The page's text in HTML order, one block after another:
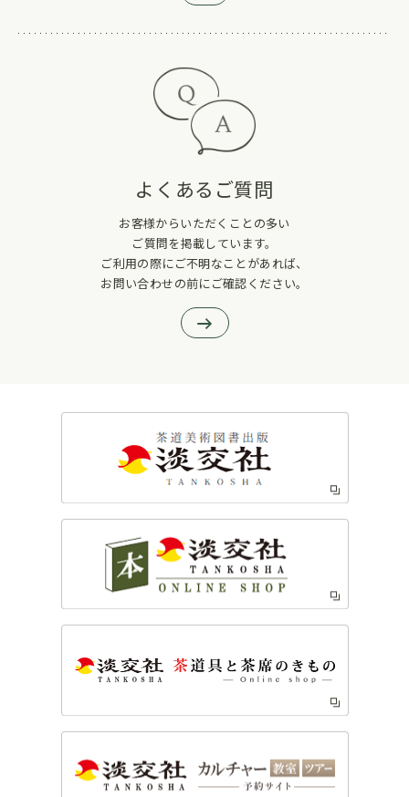
よくあるご質問
お客様からいただくことの多い
ご質問を掲載しています。
ご利用の際にご不明なことがあれば、
お問い合わせの前にご確認ください。